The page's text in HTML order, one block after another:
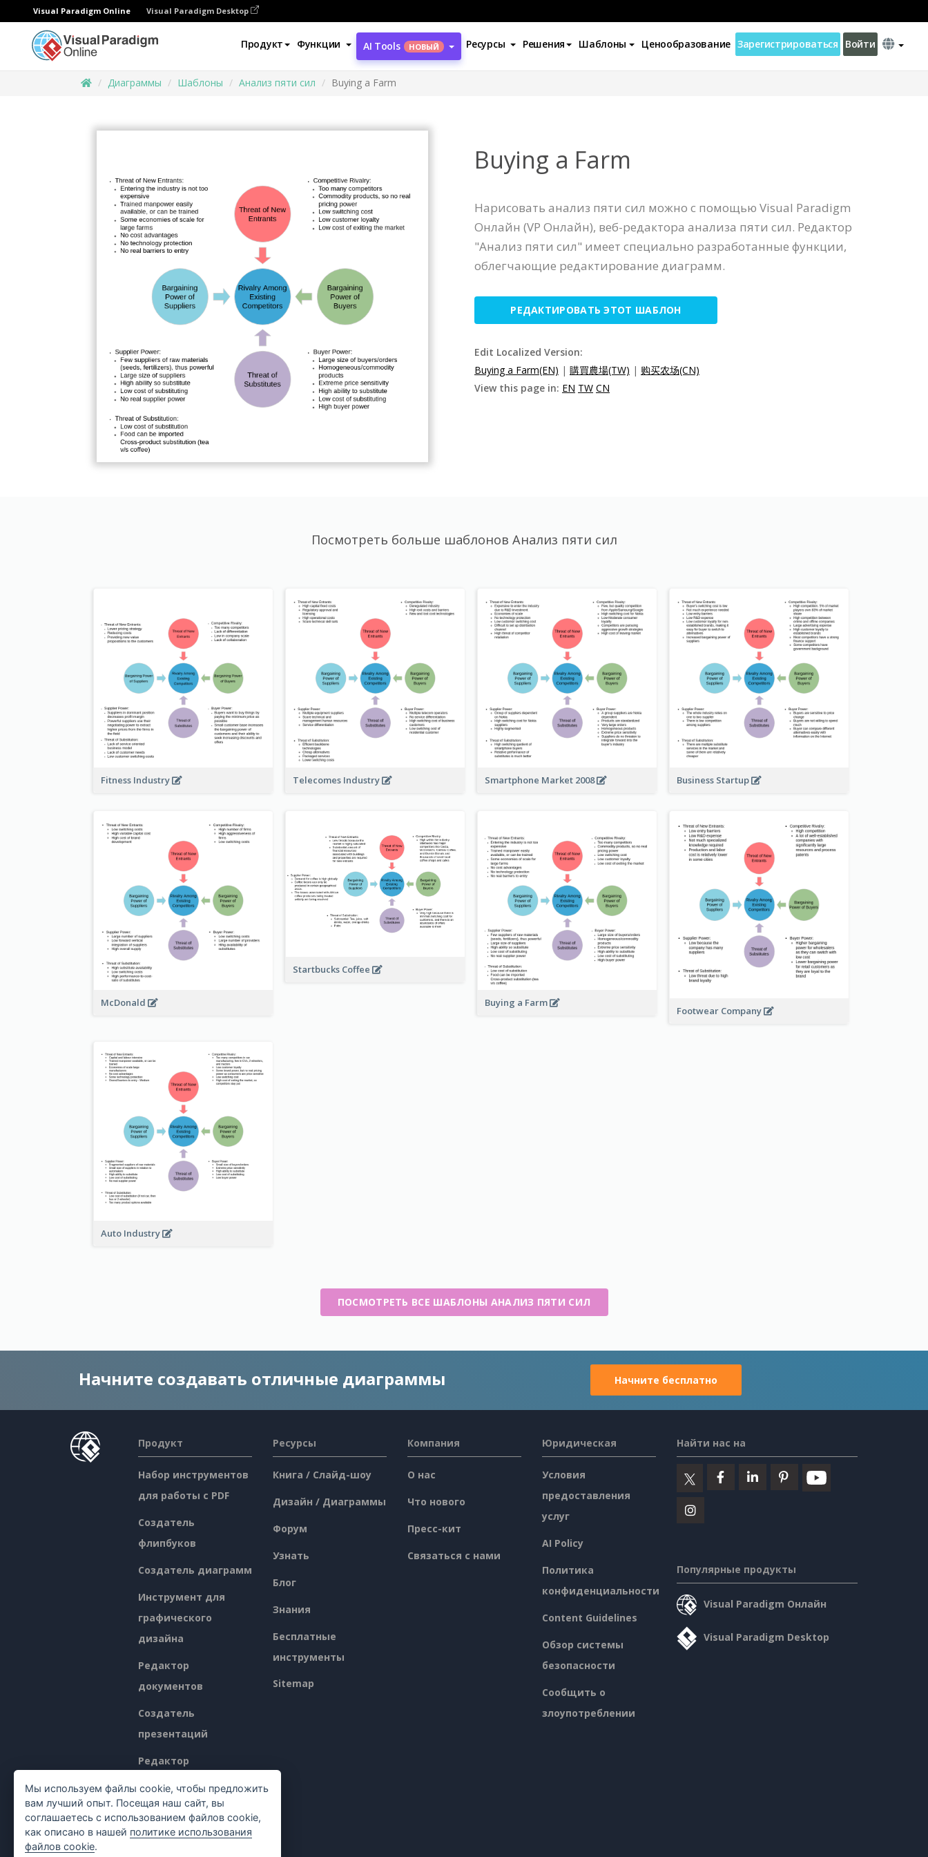
Visual Paradigm Online Visual Paradigm Desktop
Продукт Функции AI Tools НОВЫЙ Ресурсы Решения Шаблоны Ценообразование Зарегистрироваться Войти
Диаграммы Шаблоны Анализ пяти сил Buying a Farm
Buying a Farm
Нарисовать анализ пяти сил можно с помощью Visual Paradigm
Онлайн (VP Онлайн), веб-редактора анализа пяти сил. Редактор
"Анализ пяти сил" имеет специально разработанные функции,
облегчающие редактирование диаграмм.
РЕДАКТИРОВАТЬ ЭТОТ ШАБЛОН
Edit Localized Version:
Buying a Farm(EN) | 購買農場(TW) | 购买农场(CN)
View this page in: EN TW CN
Посмотреть больше шаблонов Анализ пяти сил
Fitness Industry Telecomes Industry Smartphone Market 2008 Business Startup
McDonald
Startbucks Coffee
Buying a Farm
Footwear Company
Auto Industry
ПОСМОТРЕТЬ ВСЕ ШАБЛОНЫ АНАЛИЗ ПЯТИ СИЛ
Начните создавать отличные диаграммы Начните бесплатно
Продукт
Набор инструментов
для работы с PDF
Создатель
флипбуков
Создатель диаграмм
Инструмент для
графического
дизайна
Редактор
документов
Создатель
презентаций
Редактор
Ценообразование
Ресурсы
Книга / Слайд-шоу
Дизайн / Диаграммы
Форум
Узнать
Блог
Знания
Бесплатные
инструменты
Sitemap
Компания
О нас
Что нового
Пресс-кит
Связаться с нами
Юридическая
Условия
предоставления
услуг
AI Policy
Политика
конфиденциальности
Content Guidelines
Обзор системы
безопасности
Сообщить о
злоупотреблении
Найти нас на
Популярные продукты
Visual Paradigm Онлайн
Visual Paradigm Desktop
Мы используем файлы cookie, чтобы предложить
вам лучший опыт. Посещая наш сайт, вы
соглашаетесь с использованием файлов cookie,
как описано в нашей политике использования
файлов cookie.